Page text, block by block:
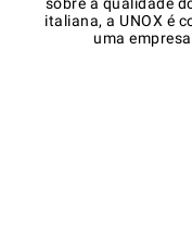
italiana, a UNOX é
uma